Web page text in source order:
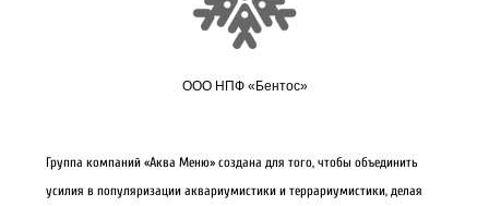
ООО НПФ «Бентос»
Группа компаний «Аква Меню» создана для того, чтобы объединить
усилия в популяризации аквариумистики и террариумистики, делая